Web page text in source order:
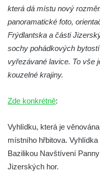
Vyhlídkové místo na
Koruna v
Skalní útvar Čertovo
stěnách
Kamenná ZOO – Skalní
Kamenná ZOO –
Kamenná ZOO –
Vyhlídka Božanovský
Vyhlídka východně od
která dá místu nový
panoramatické foto,
Frýdlantska a části
sochy pohádkových
vyřezávané lavice. To vše
kouzelné krajiny.
Zde konkrétně:
Vyhlídku, která je
místního hřbitova.
Bazilikou Navštívení
Jizerských hor.